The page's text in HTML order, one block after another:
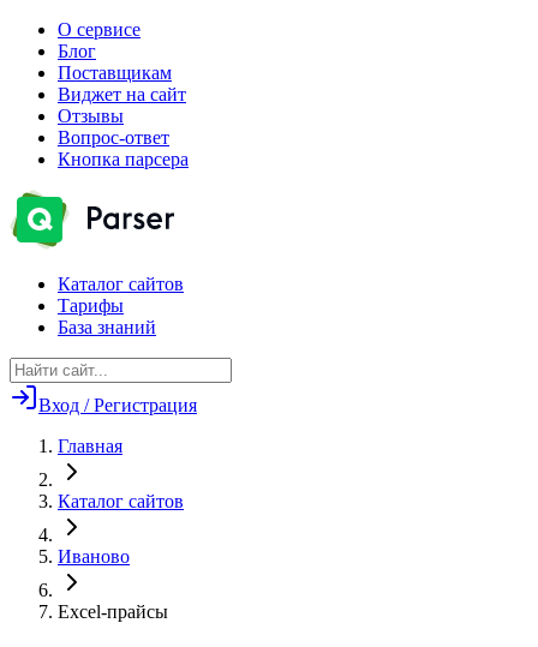
О сервисе
Блог
Поставщикам
Виджет на сайт
Отзывы
Вопрос-ответ
Кнопка парсера
Каталог сайтов
Тарифы
База знаний
Вход / Регистрация
Главная
Каталог сайтов
Иваново
Excel-прайсы